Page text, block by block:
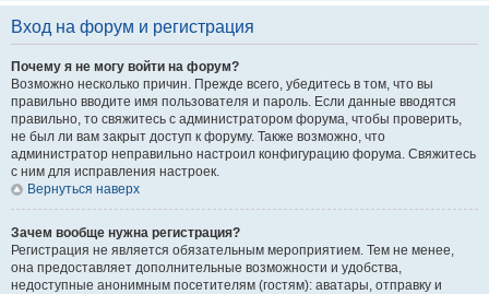
Вход на форум и регистрация
Почему я не могу войти на форум?
Возможно несколько причин. Прежде всего, убедитесь в том, что вы
правильно вводите имя пользователя и пароль. Если данные вводятся
правильно, то свяжитесь с администратором форума, чтобы проверить,
не был ли вам закрыт доступ к форуму. Также возможно, что
администратор неправильно настроил конфигурацию форума. Свяжитесь
с ним для исправления настроек.
Вернуться наверх
Зачем вообще нужна регистрация?
Регистрация не является обязательным мероприятием. Тем не менее,
она предоставляет дополнительные возможности и удобства,
недоступные анонимным посетителям (гостям): аватары, отправку и